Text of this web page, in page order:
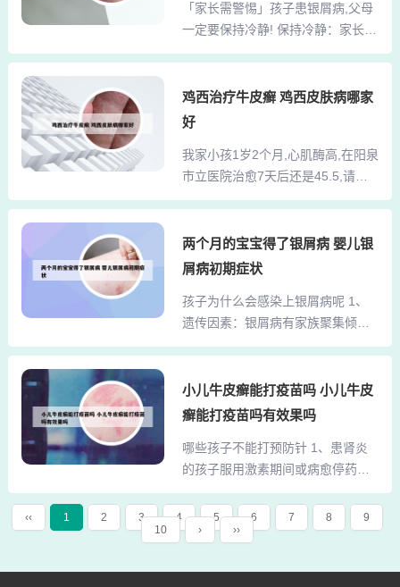
牛皮癣妈妈在哺乳期，服用治疗银
屑病药物的话，药物的某...
的功效，而麦芽则能消食健胃、回
乳消胀。两者结合，能够增强脾胃
功能，促进食物消化和吸收。对于
因其天然的甜酸口感，能有效缓解
积食引起的不适，是小儿消食的好
水平，山楂则能帮助乳汁流畅，两
者结合可作为回奶的天然食谱...
「家长需警惕」孩子患银屑病,父母
一定要保持冷静! 保持冷静：家长要
保持良好的心态，不要让自己过度
对：以积极的态度面对孩子的病
情，给予孩子足够的关爱和支持。
群或咨询专业机构，与其他家长交
流经验，共同面对挑战。 总之，孩
子患上银屑病时，父母需警惕但要
静，不要用过激的方式处理孩子的
问题。在孩子表现出对家庭的威胁
助或很害怕。但是，家长要知道任
何情绪化的回应都只会让...
鸡西治疗牛皮癣 鸡西皮肤病哪家
好
我家小孩1岁2个月,心肌酶高,在阳泉
市立医院治愈7天后还是45.5,请问
严重... 1、治疗中抽血化验出心肌酶
得输液2-3周。... 患者信息：女 1岁
山西 阳泉 病情描述（发病时间、主
感冒和咳嗽。立即住院后治疗。治
疗中抽血化验出心肌酶高，治疗7天
后还是45。医院建议还得输液2-3
最高，目前心肌酶谱正常值多为成
人标准，而小儿的正常值要高于成
增...
两个月的宝宝得了银屑病 婴儿银
屑病初期症状
孩子为什么会感染上银屑病呢 1、
遗传因素：银屑病有家族聚集倾
向，但这并不意味着银屑病是传染
是否携带易感基因有关。环境因
素：环境因素也是银屑病发病的重
方，银屑病的发病情况可能会有所
不同。例如，银屑病在北方的患病
率通常比南方高。2、银屑病与遗传
有关：尽管银屑病不传染，但它确
实与遗传有关。这意味着如果父母
小儿牛皮癣能打疫苗吗 小儿牛皮
癣能打疫苗吗有效果吗
哪些孩子不能打预防针 1、患肾炎
的孩子服用激素期间或病愈停药后
三年之内均不宜注射疫苗。过敏体
质的孩子、患有哮喘、荨麻疹或接
种疫苗有过敏史的孩子，不宜打预
病、先天性免疫缺陷的儿童不能接
‹‹ 1 2 3 4 5 6 7 8
9
10
› ››